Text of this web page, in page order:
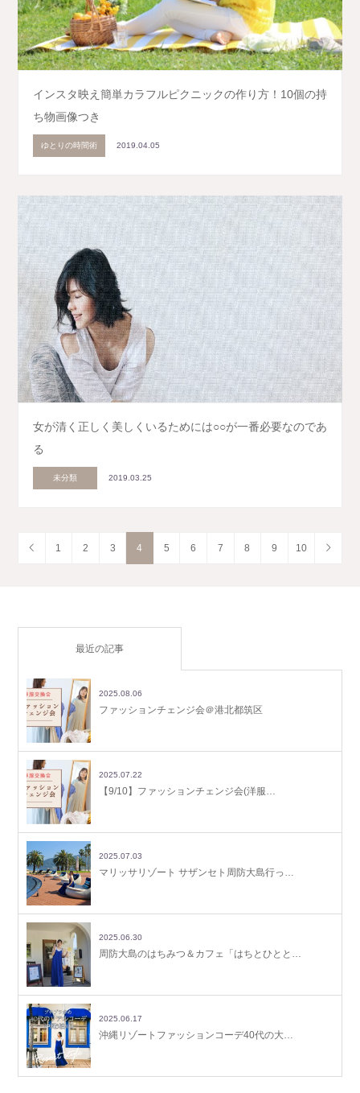
インスタ映え簡単カラフルピクニックの作り方！10個の持
ち物画像つき
ゆとりの時間術 2019.04.05
女が清く正しく美しくいるためには○○が一番必要なのであ
る
未分類 2019.03.25
1 2 3 4 5 6 7 8 9 10
最近の記事
2025.08.06
ファッションチェンジ会＠港北都筑区
2025.07.22
【9/10】ファッションチェンジ会(洋服…
2025.07.03
マリッサリゾート サザンセト周防大島行っ…
2025.06.30
周防大島のはちみつ＆カフェ「はちとひとと…
2025.06.17
沖縄リゾートファッションコーデ40代の大…